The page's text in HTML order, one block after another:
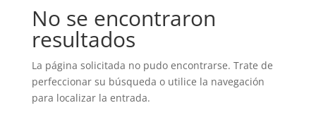
No se encontraron
resultados
La página solicitada no pudo encontrarse. Trate de
perfeccionar su búsqueda o utilice la navegación
para localizar la entrada.